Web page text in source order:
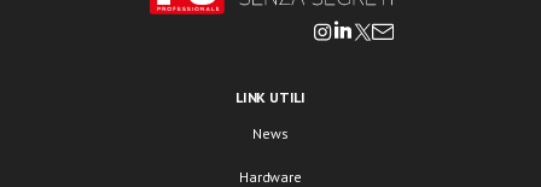
LINK UTILI
News
Hardware